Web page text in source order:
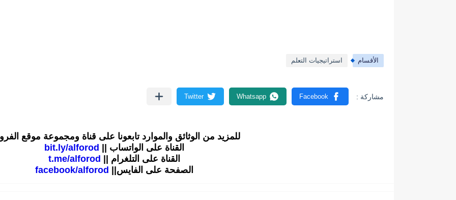
الأقسام استراتيجيات التعلم
للمزيد من الوثائق والموارد تابعونا على قناة ومجموعة موقع
القناة على الواتساب ||
bit.ly/alforod
القناة على التلغرام ||
t.me/alforod
الصفحة على الفايس||
facebook/alforod